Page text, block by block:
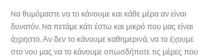
Nα θυμόμαστε να το κάνουμε και κάθε μέρα αν είναι
δυνατόν. Nα πετάμε κάτι έστω και μικρό που μας είναι
άχρηστο. Αν δεν το κάνουμε καθημερινά, να το έχουμε
στο νου μας να το κάνουμε οπωσδήποτε τις μέρες που